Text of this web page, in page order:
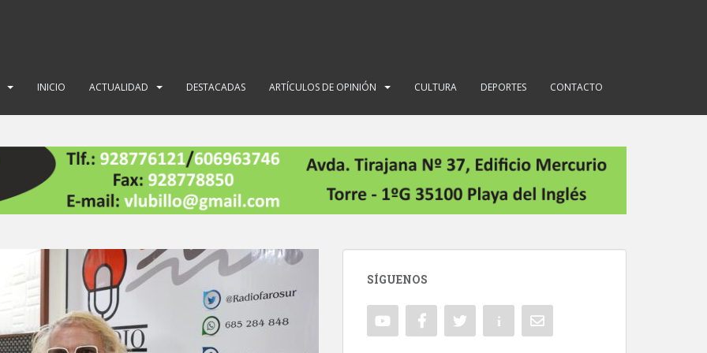
INICIO ACTUALIDAD DESTACADAS ARTÍCULOS DE OPINIÓN CULTURA DEPORTES CONTACTO
SÍGUENOS